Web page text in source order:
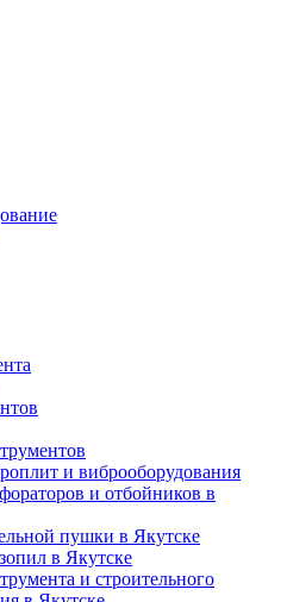
и виброоборудования
и отбойников в
пушки в Якутске
в Якутске
и строительного